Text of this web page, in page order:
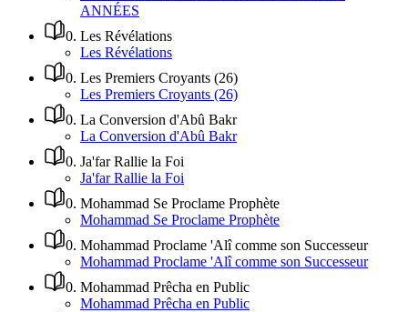
ANNÉES
0. Les Révélations
Les Révélations
0. Les Premiers Croyants (26)
Les Premiers Croyants (26)
0. La Conversion d'Abû Bakr
La Conversion d'Abû Bakr
0. Ja'far Rallie la Foi
Ja'far Rallie la Foi
0. Mohammad Se Proclame Prophète
Mohammad Se Proclame Prophète
0. Mohammad Proclame 'Alî comme son Successeur
Mohammad Proclame 'Alî comme son Successeur
0. Mohammad Prêcha en Public
Mohammad Prêcha en Public